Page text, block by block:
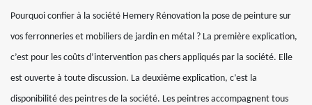
Pourquoi confier à la société Hemery Rénovation la pose de peinture sur
vos ferronneries et mobiliers de jardin en métal ? La première explication,
c’est pour les coûts d’intervention pas chers appliqués par la société. Elle
est ouverte à toute discussion. La deuxième explication, c’est la
disponibilité des peintres de la société. Les peintres accompagnent tous